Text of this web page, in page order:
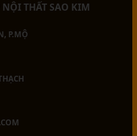
THẤT SAO KIM
P.MỘ